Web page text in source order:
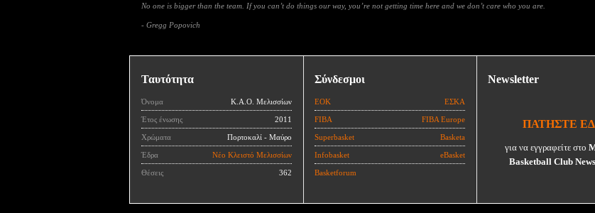
No one is bigger than the team. If you can’t do things our way, you’re not getting time here and we don’t care who you are.
- Gregg Popovich
Ταυτότητα
Όνομα Κ.Α.Ο. Μελισσίων
Έτος ένωσης 2011
Χρώματα Πορτοκαλί - Μαύρο
Έδρα Νέο Κλειστό Μελισσίων
Θέσεις 362
Σύνδεσμοι
ΕΟΚ ΕΣΚΑ
FIBA FIBA Europe
Basketa
Superbasket
eBasket
Infobasket
Basketforum
Newsletter
ΠΑΤΗΣΤΕ
για να εγγραφείτε στο
Basketball Club